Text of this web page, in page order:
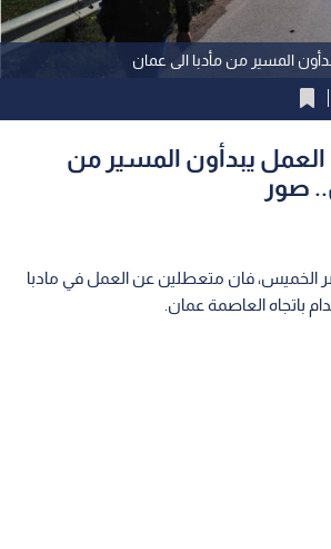
المسير من مأدبا الى عمان
يبدأون المسير من
صور
الخميس، فان متعطلين عن العمل في مادبا
باتجاه العاصمة عمان.